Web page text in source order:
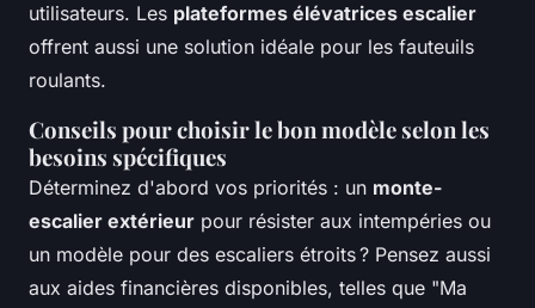
utilisateurs. Les plateformes élévatrices escalier
offrent aussi une solution idéale pour les fauteuils
roulants.
Conseils pour choisir le bon modèle selon les
besoins spécifiques
Déterminez d'abord vos priorités : un monte-
escalier extérieur pour résister aux intempéries ou
un modèle pour des escaliers étroits ? Pensez aussi
aux aides financières disponibles, telles que "Ma